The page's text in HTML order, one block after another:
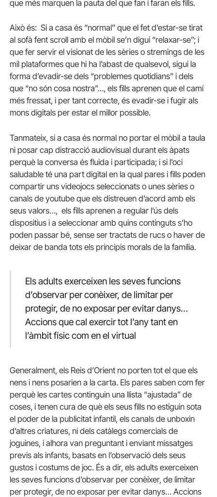
que més marquen la pauta del que fan i faran els fills.
Això és: Si a casa és “normal” que el fet d’estar-se tirat
al sofà fent scroll amb el mòbil se’n digui “relaxar-se”; i
que fer servir el visionat de les sèries o stremings de les
mil plataformes que hi ha l’abast de qualsevol, sigui la
forma d’evadir-se dels “problemes quotidians” i dels
que “no són cosa nostra”…, els fills aprenen que el camí
més fressat, i per tant correcte, és evadir-se i fugir als
mons digitals per estar el millor possible.
Tanmateix, si a casa és normal no portar el mòbil a taula
ni posar cap distracció audiovisual durant els àpats
perquè la conversa és fluida i participada; i si l’oci
saludable té una part digital en la qual pares i fills poden
compartir uns videojocs seleccionats o unes sèries o
canals de youtube que els distreuen d’acord amb els
seus valors…, els fills aprenen a regular l’ús dels
dispositius i a seleccionar amb quins continguts s’ho
poden passar bé, sense ser tractats de rucs o haver de
deixar de banda tots els principis morals de la família.
Els adults exerceixen les seves funcions
d’observar per conèixer, de limitar per
protegir, de no exposar per evitar danys…
Accions que cal exercir tot l’any tant en
l’àmbit físic com en el virtual
Generalment, els Reis d’Orient no porten tot el que els
nens i nens posarien a la carta. Els pares saben com fer
perquè les cartes continguin una llista “ajustada” de
coses, i tenen cura de què els seus fills no estiguin sota
el poder de la publicitat infantil, els canals de unboxin
d’altres criatures, ni dels catàlegs comercials de
joguines, i alhora van preguntant i enviant missatges
previs als infants, basats en l’observació dels seus
gustos i costums de joc. És a dir, els adults exerceixen
les seves funcions d’observar per conèixer, de limitar
per protegir, de no exposar per evitar danys… Accions